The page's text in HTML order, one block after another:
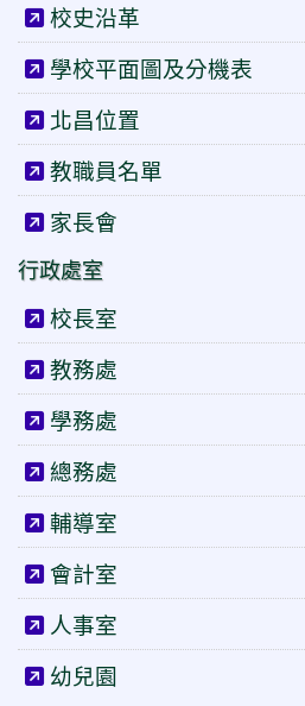
校史沿革
學校平面圖及分機表
北昌位置
教職員名單
家長會
行政處室
校長室
教務處
學務處
總務處
輔導室
會計室
人事室
幼兒園